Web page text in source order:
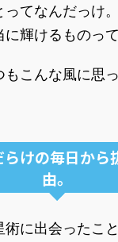
てなんだっけ。
輝けるものっ
こんな風に思
けの毎日から
由。
に出会ったこと